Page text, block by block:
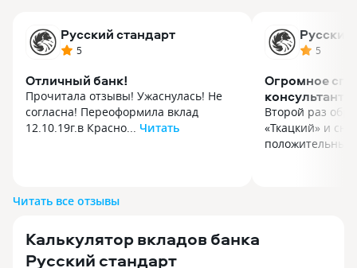
Русский стандарт
5
Отличный банк!
Прочитала отзывы! Ужаснулась! Не
согласна! Переоформила вклад
12.10.19г.в Красно... Читать
Хожу туда с удовольствием ! Персонал
трёх человек ,вызывают сотрудника !
Всем советую! Открыла вклады на
Русский
5
Огромное
ну ВВ.
Второй раз
«Ткацкий» и
Читать все отзывы
Калькулятор вкладов банка
Русский стандарт